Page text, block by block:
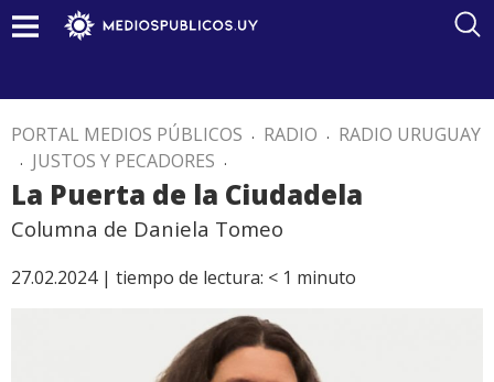
PORTAL MEDIOS PÚBLICOS . RADIO . RADIO URUGUAY
. JUSTOS Y PECADORES .
La Puerta de la Ciudadela
Columna de Daniela Tomeo
27.02.2024 | tiempo de lectura: < 1 minuto